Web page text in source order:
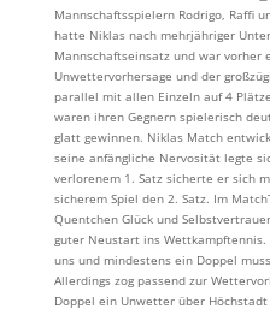
Mannschaftsspielern Rodrigo, Raffi
hatte Niklas nach mehrjähriger
Mannschaftseinsatz und war vorher
Unwettervorhersage und der
parallel mit allen Einzeln auf 4
waren ihren Gegnern spielerisch
glatt gewinnen. Niklas Match
seine anfängliche Nervosität legte
verlorenem 1. Satz sicherte er sich
sicherem Spiel den 2. Satz. Im
Quentchen Glück und
guter Neustart ins Wettkampftennis.
uns und mindestens ein Doppel
Allerdings zog passend zur
Doppel ein Unwetter über